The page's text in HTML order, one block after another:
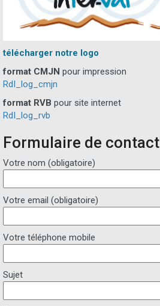
télécharger notre logo
format CMJN pour impression
RdI_log_cmjn
format RVB pour site internet
RdI_log_rvb
Formulaire de contact
Votre nom (obligatoire)
Votre email (obligatoire)
Votre téléphone mobile
Sujet